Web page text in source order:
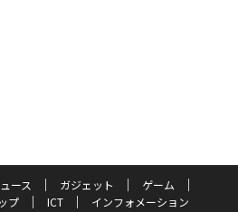
ース ガジェット
ゲーム
プ ICT インフォメーション